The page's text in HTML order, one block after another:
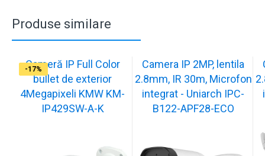
Produse similare
-13%
Cameră IP Full Color
bullet de exterior
4Megapixeli KMW KM-
IP429SW-A-K
-17%
Camera IP 2MP, lentila
2.8mm, IR 30m, Microfon
integrat - Uniarch IPC-
B122-APF28-ECO
-17%
-17%
-17%
-17%
-17%
-17%
-17%
-17%